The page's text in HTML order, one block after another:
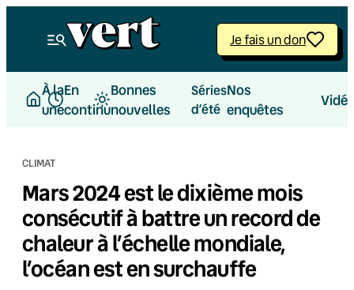
Je fais un don
À la
une
En
continu
Bonnes
nouvelles
Séries
d’été
Nos
enquêtes
CLIMAT
Mars 2024 est le dixième mois
consécutif à battre un record de
chaleur à l’échelle mondiale,
l’océan est en surchauffe